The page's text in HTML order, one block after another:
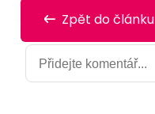
Zpět do článku